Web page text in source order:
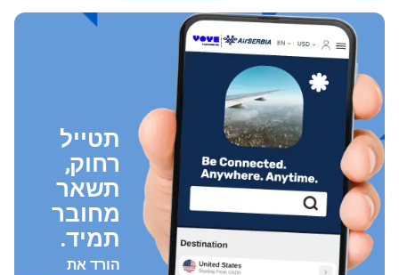
תטייל
רחוק,
תשאר
מחובר
תמיד.
הורד את